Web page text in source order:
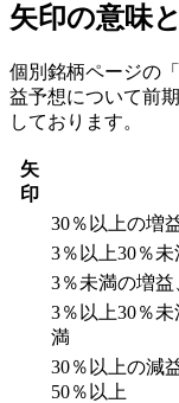
矢印の意味
個別銘柄ページの
益予想について前
しております。
矢
印
30％以上の増
3％以上30％
3％未満の増
3％以上30％
満
30％以上の減
50％以上